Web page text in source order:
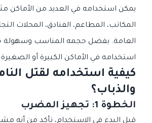
يمكن استخدامه في العديد من الأماكن
المكاتب، المطاعم، الفنادق، المحلات
العامة. بفضل حجمه المناسب وسهولة
استخدامه في الأماكن الكبيرة أو
كيفية استخدامه لقتل
والذباب؟
الخطوة 1: تجهيز المضرب
قبل البدء في الاستخدام، تأكد من أنه